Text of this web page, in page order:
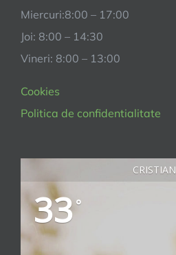
Miercuri:8:00 – 17:00
Joi: 8:00 – 14:30
Vineri: 8:00 – 13:00
Cookies
Politica de confidentialitate
CRISTIAN
33°